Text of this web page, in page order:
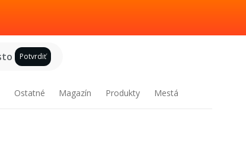
Potvrdiť
Ostatné Magazín Produkty Mestá